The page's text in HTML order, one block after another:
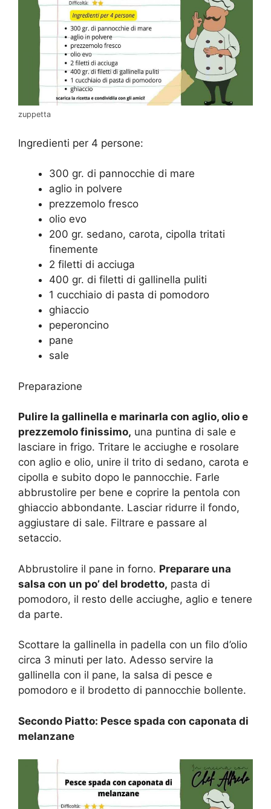
zuppetta
Ingredienti per 4 persone:
300 gr. di pannocchie di mare
aglio in polvere
prezzemolo fresco
olio evo
200 gr. sedano, carota, cipolla tritati
finemente
2 filetti di acciuga
400 gr. di filetti di gallinella puliti
1 cucchiaio di pasta di pomodoro
ghiaccio
peperoncino
pane
sale
Preparazione
Pulire la gallinella e marinarla con aglio, olio e
prezzemolo finissimo, una puntina di sale e
lasciare in frigo. Tritare le acciughe e rosolare
con aglio e olio, unire il trito di sedano, carota e
cipolla e subito dopo le pannocchie. Farle
abbrustolire per bene e coprire la pentola con
ghiaccio abbondante. Lasciar ridurre il fondo,
aggiustare di sale. Filtrare e passare al
setaccio.
Abbrustolire il pane in forno. Preparare una
salsa con un po’ del brodetto, pasta di
pomodoro, il resto delle acciughe, aglio e tenere
da parte.
Scottare la gallinella in padella con un filo d’olio
circa 3 minuti per lato. Adesso servire la
gallinella con il pane, la salsa di pesce e
pomodoro e il brodetto di pannocchie bollente.
Secondo Piatto: Pesce spada con caponata di
melanzane